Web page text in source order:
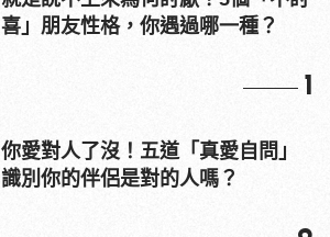
喜」朋友性格，你遇過哪一種？
1
你愛對人了沒！五道「真愛自問」
識別你的伴侶是對的人嗎？